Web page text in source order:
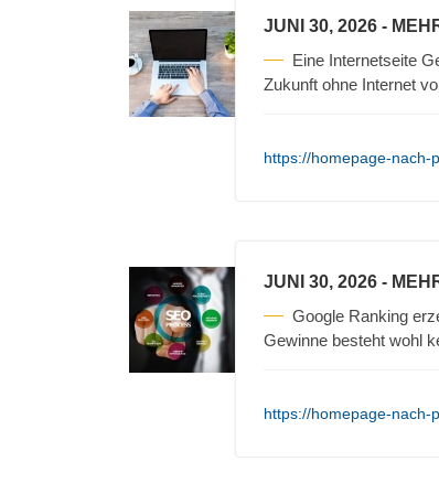
JUNI 30, 2026 -
Eine Internetseite
Zukunft ohne Internet
https://homepage-nach-
JUNI 30, 2026 -
Google Ranking
Gewinne besteht wohl
https://homepage-nach-